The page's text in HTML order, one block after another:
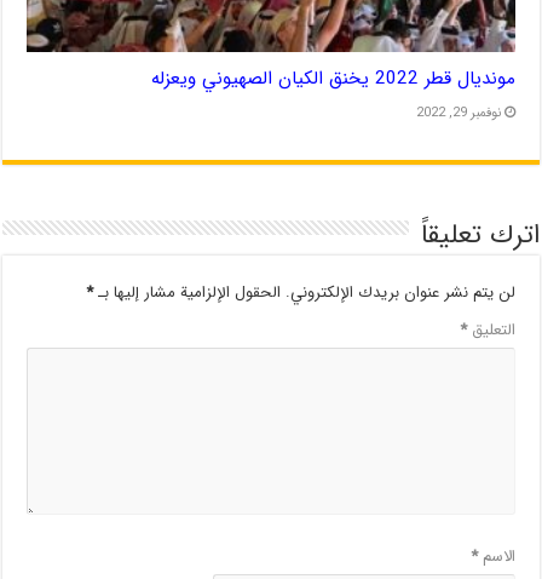
مونديال قطر 2022 يخنق الكيان الصهيوني ويعزله
نوفمبر 29, 2022
اترك تعليقاً
لن يتم نشر عنوان بريدك الإلكتروني. الحقول الإلزامية مشار إليها بـ*
التعليق*
الاسم*